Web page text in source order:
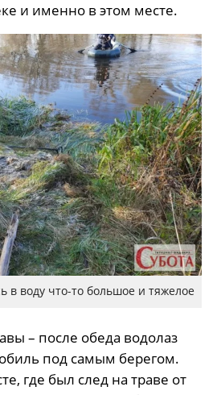
и именно в этом месте.
в воду что-то большое и тяжелое
– после обеда водолаз
под самым берегом.
где был след на траве от